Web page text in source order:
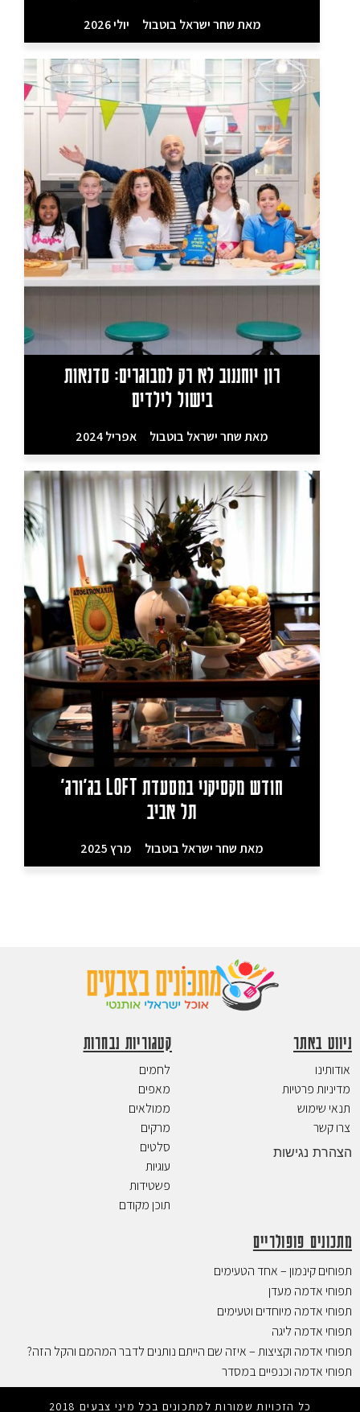
מאתשחר ישראל בוטבול יולי 2026
רון יוחננוב לא רק למבוגרים: סדנאות
בישול לילדים
מאתשחר ישראל בוטבול אפריל 2024
חודש מקסיקני במסעדת LOFT בג'ורג'
תל אביב
מאתשחר ישראל בוטבול מרץ 2025
ניווט באתר
אודותינו
מדיניות פרטיות
תנאי שימוש
צרו קשר
הצהרת נגישות
קטגוריות נבחרות
לחמים
מאפים
ממולאים
מרקים
סלטים
עוגיות
פשטידות
תוכן מקודם
מתכונים פופולריים
תפוחים קינמון – אחד הטעימים
תפוחי אדמה מעדן
תפוחי אדמה מיוחדים וטעימים
תפוחי אדמה ליגה
תפוחי אדמה וקציצות – איזה שם הייתם נותנים לדבר המהמם והקל הזה?
תפוחי אדמה וכנפיים במסדר
כל הזכויות שמורות למתכונים בכל מיני צבעים 2018